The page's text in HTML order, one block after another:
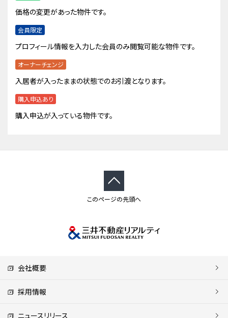
価格の変更があった物件です。
会員限定
プロフィール情報を入力した会員のみ閲覧可能な物件です。
オーナーチェンジ
入居者が入ったままの状態でのお引渡となります。
購入申込あり
購入申込が入っている物件です。
このページの先頭へ
会社概要
採用情報
ニュースリリース